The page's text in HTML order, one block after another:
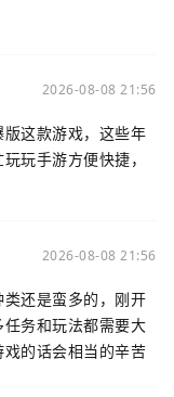
2026-08-08 21:56
这款游戏，这些年
玩手游方便快捷，
2026-08-08 21:56
还是蛮多的，刚开
务和玩法都需要大
的话会相当的辛苦